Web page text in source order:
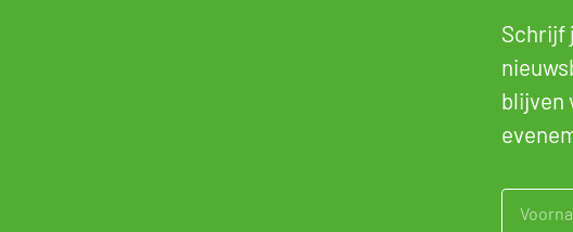
Schrijf
blijven